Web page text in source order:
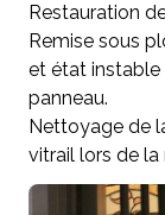
Restauration
Remise sous
et état instable
panneau.
Nettoyage de
vitrail lors de la